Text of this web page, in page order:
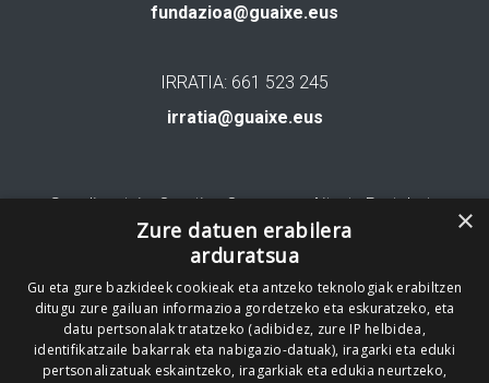
fundazioa@guaixe.eus
IRRATIA: 661 523 245
irratia@guaixe.eus
Gure lizentzia: Creative Commons Aitortu Partekatu
Codesyntaxek garatua
×
Zure datuen erabilera
arduratsua
Gu eta gure bazkideek cookieak eta antzeko teknologiak erabiltzen
ditugu zure gailuan informazioa gordetzeko eta eskuratzeko, eta
datu pertsonalak tratatzeko (adibidez, zure IP helbidea,
identifikatzaile bakarrak eta nabigazio-datuak), iragarki eta eduki
pertsonalizatuak eskaintzeko, iragarkiak eta edukia neurtzeko,